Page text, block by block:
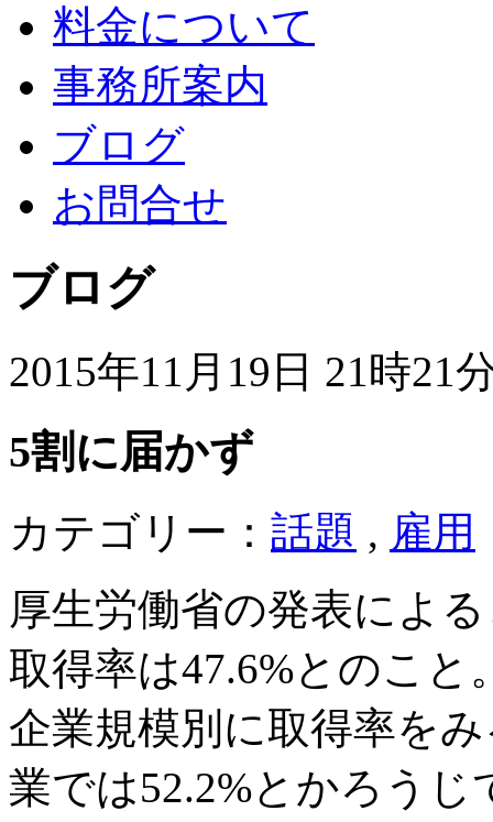
料金について
事務所案内
ブログ
お問合せ
ブログ
2015年11月19日 21時21
5割に届かず
カテゴリー： 話題 , 雇用
厚生労働省の発表によ
取得率は47.6%とのこと
企業規模別に取得率を
業では52.2%とかろう